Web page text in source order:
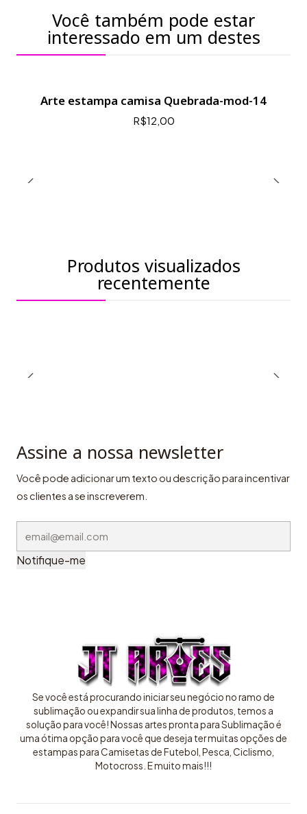
Você também pode estar
interessado em um destes
Arte estampa camisa Quebrada-mod-14
R$12,00
Produtos visualizados
recentemente
Assine a nossa newsletter
Você pode adicionar um texto ou descrição para incentivar
os clientes a se inscreverem.
Notifique-me
Se você está procurando iniciar seu negócio no ramo de
sublimação ou expandir sua linha de produtos, temos a
solução para você! Nossas artes pronta para Sublimação é
uma ótima opção para você que deseja ter muitas opções de
estampas para Camisetas de Futebol, Pesca, Ciclismo,
Motocross. E muito mais!!!